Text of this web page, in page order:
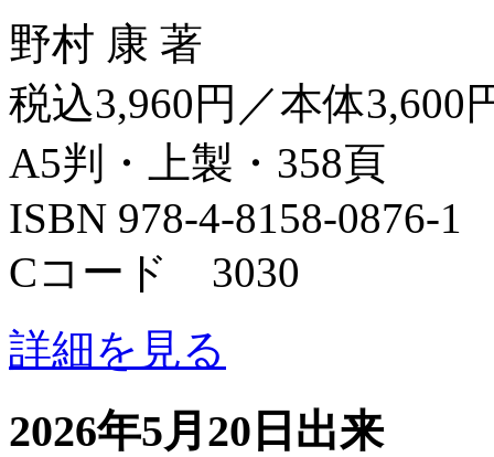
野村 康 著
税込3,960円／本体3,600
A5判・上製・358頁
ISBN 978-4-8158-0876-1
Cコード 3030
詳細を見る
2026年5月20日出来